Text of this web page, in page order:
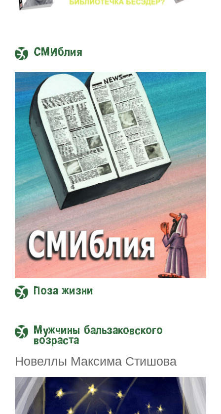
СМИблия
Поза жизни
Мужчины бальзаковского
возраста
Новеллы Максима Стишова